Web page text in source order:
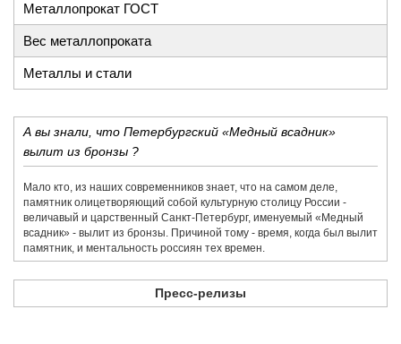
Металлопрокат ГОСТ
Вес металлопроката
Металлы и стали
А вы знали, что Петербургский «Медный всадник»
вылит из бронзы ?
Мало кто, из наших современников знает, что на самом деле,
памятник олицетворяющий собой культурную столицу России -
величавый и царственный Санкт-Петербург, именуемый «Медный
всадник» - вылит из бронзы. Причиной тому - время, когда был вылит
памятник, и ментальность россиян тех времен.
Пресс-релизы